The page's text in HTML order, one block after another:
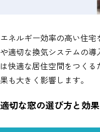
エネルギー効率の高い住
や適切な換気システムの
は快適な居住空間をつく
果も大きく影響します。
適切な窓の選び方と効果